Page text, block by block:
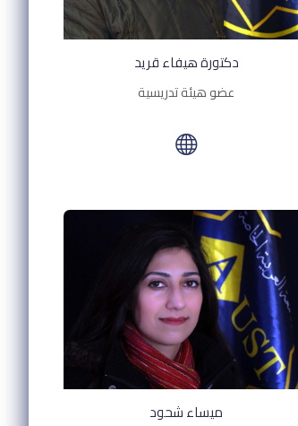
دكتورة هيفاء قريد
عضو هيئة تدريسية
ميساء شحود